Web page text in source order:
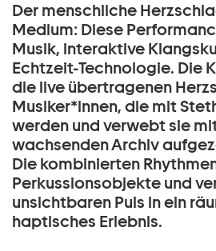
Der menschliche
Medium: Diese
Musik, interaktive
Echtzeit-Technologie. Die
die live übertragenen
Musiker*innen, die mit
werden und verwebt sie
wachsenden Archiv
Die kombinierten
Perkussionsobjekte und
unsichtbaren Puls in ein
haptisches Erlebnis.